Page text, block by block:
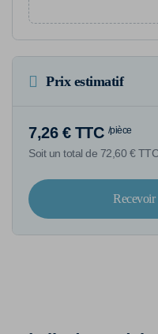
Prix estimatif
7,26 € TTC /pièce
Soit un total de 72,60 € TTC
Recevoir